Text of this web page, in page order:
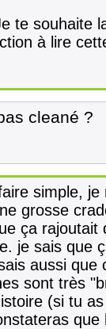
te souhaite
à lire
cleané ?
simple,
grosse
ça rajoutait
je sais que
aussi
sont très
(si tu